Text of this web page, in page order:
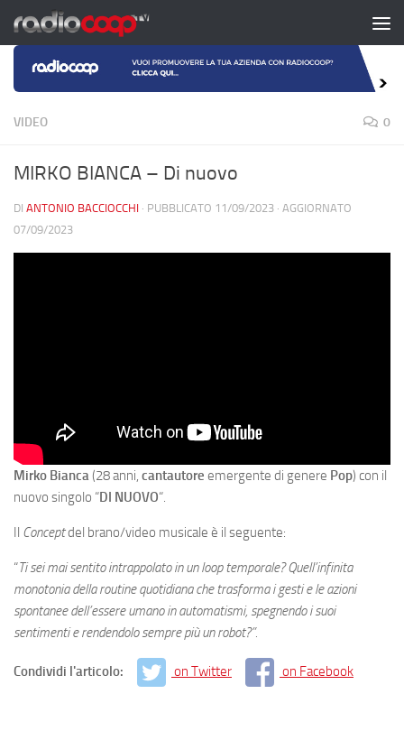
Salta al contenuto
VIDEO 0
MIRKO BIANCA – Di nuovo
DI ANTONIO BACCIOCCHI · PUBBLICATO 11/09/2023 · AGGIORNATO
07/09/2023
Mirko Bianca(28 anni, cantautore emergente di genere Pop) con il
nuovo singolo “DI NUOVO“.
Il Conceptdel brano/video musicale è il seguente:
“Ti sei mai sentito intrappolato in un loop temporale? Quell’infinita
monotonia della routine quotidiana che trasforma i gesti e le azioni
spontanee dell’essere umano in automatismi, spegnendo i suoi
sentimenti e rendendolo sempre più un robot?”.
Condividi l'articolo: on Twitter on Facebook